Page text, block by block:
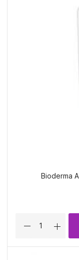
Bioderma